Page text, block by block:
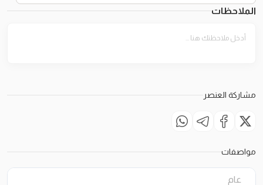
الملاحظات
مشاركة العنصر
مواصفات
عام